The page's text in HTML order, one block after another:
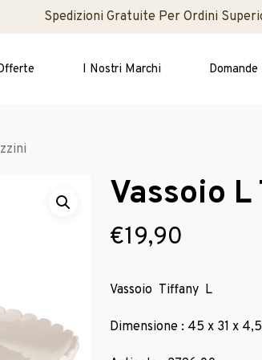
Spedizioni Gratuite Per Ordini
I Nostri Marchi
Vassoio
€19,90
Vassoio Tiffany L
Dimensione : 45 x 31 x 4,5